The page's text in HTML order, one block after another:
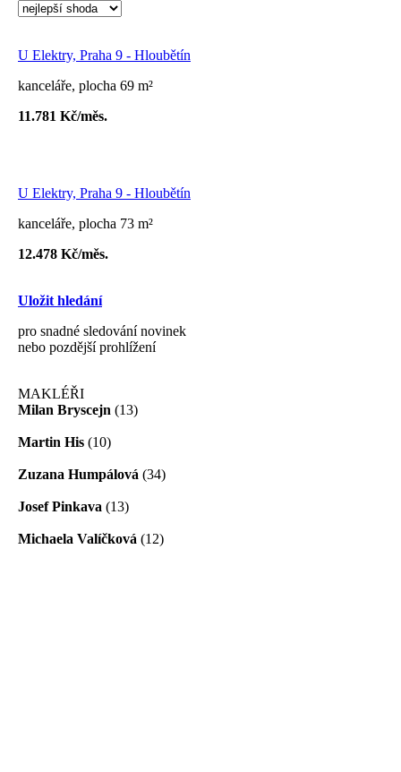
U Elektry, Praha 9 - Hloubětín
kanceláře, plocha 69 m²
11.781 Kč/měs.
U Elektry, Praha 9 - Hloubětín
kanceláře, plocha 73 m²
12.478 Kč/měs.
Uložit hledání
pro snadné sledování novinek
nebo pozdější prohlížení
MAKLÉŘI
Milan Bryscejn (13)
Martin His (10)
Zuzana Humpálová (34)
Josef Pinkava (13)
Michaela Valíčková (12)